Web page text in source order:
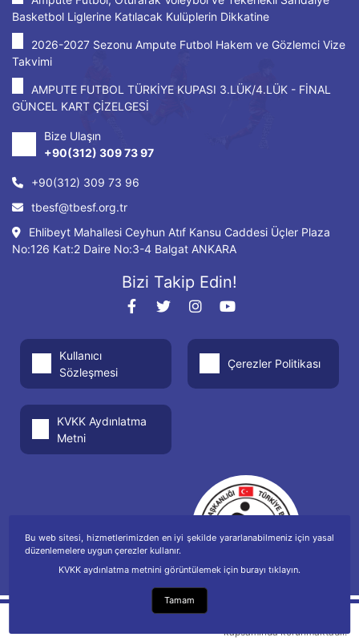
Basketbol Liglerine Katılacak Kulüplerin Dikkatine
2026-2027 Sezonu Ampute Futbol Hakem ve Gözlemci Vize
Takvimi
AMPUTE FUTBOL TÜRKİYE KUPASI 3.LÜK/4.LÜK - FİNAL
GÜNCEL KART ÇİZELGESİ
Bize Ulaşın
+90(312) 309 73 97
+90(312) 309 73 96
tbesf@tbesf.org.tr
Ehlibeyt Mahallesi Ceyhun Atıf Kansu Caddesi Üçler Plaza
No:126 Kat:2 Daire No:3-4 Balgat ANKARA
Bizi Takip Edin!
Kullanıcı
Sözleşmesi
Çerezler Politikası
KVKK Aydınlatma
Metni
Telif hakkı Fikir ve Sanat Eserleri Kanunu
kapsamında korunmaktadır.
Bu web sitesi, hizmetlerimizden en iyi şekilde yararlanabilmeniz için yasal
düzenlemelere uygun çerezler kullanır.
KVKK aydınlatma metnini görüntülemek için burayı tıklayın.
Tamam